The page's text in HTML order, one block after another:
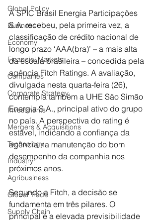
Global Policy
Business
Economy
Financial Markets
Companies
Corporate Strategy
Investments
Mergers & Acquisitions
Technology
Industry
Agribusiness
Global Trade
Supply Chain
A SPIC Brasil Energia Participações
S.A. recebeu, pela primeira vez, a
classificação de crédito nacional de
longo prazo ‘AAA(bra)’ – a mais alta
da escala brasileira – concedida pela
agência Fitch Ratings. A avaliação,
divulgada nesta quarta-feira (26),
contempla também a UHE São Simão
Energia S.A., principal ativo do grupo
no país. A perspectiva do rating é
estável, indicando a confiança da
agência na manutenção do bom
desempenho da companhia nos
próximos anos.
Segundo a Fitch, a decisão se
fundamenta em três pilares. O
principal é a elevada previsibilidade